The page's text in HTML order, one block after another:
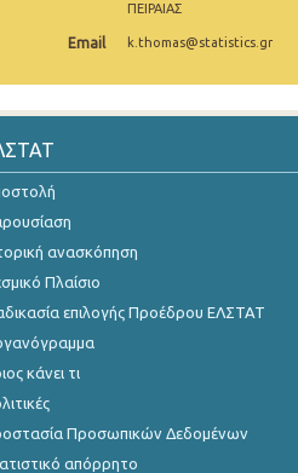
3o Τρίμηνο 2021
2o Τρίμηνο 2021
1o Τρίμηνο 2021
4o Τρίμηνο 2020
3o Τρίμηνο 2020
1o Τρίμηνο 2020
3o Τρίμηνο 2019
ΠΕΙΡΑΙΑΣ
Email k.thomas@statistics.gr
ανασκόπηση
Πλαίσιο
επιλογής Προέδρου ΕΛΣΤΑΤ
κάνει τι
Προσωπικών Δεδομένων
απόρρητο